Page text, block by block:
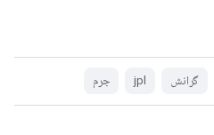
گرانش jpl جرم